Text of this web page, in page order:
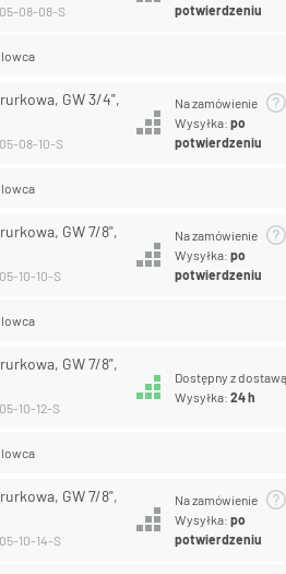
08-08-S
potwierdzeniu
GW 3/4",
08-10-S
Na zamówienie
Wysyłka:po
potwierdzeniu
GW 7/8",
10-10-S
Na zamówienie
Wysyłka:po
potwierdzeniu
GW 7/8",
10-12-S
Dostępny z dostawą
Wysyłka:24 h
GW 7/8",
10-14-S
Na zamówienie
Wysyłka:po
potwierdzeniu